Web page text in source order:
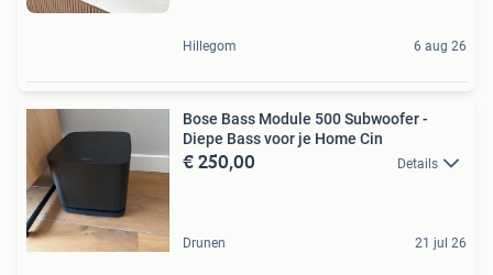
Hillegom 6 aug 26
Bose Bass Module 500 Subwoofer -
Diepe Bass voor je Home Cin
€ 250,00 Details
Drunen 21 jul 26